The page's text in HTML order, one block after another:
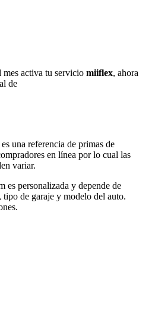
mes activa tu servicio miiflex, ahora
de
una referencia de primas de
en línea por lo cual las
variar.
es personalizada y depende de
tipo de garaje y modelo del auto.